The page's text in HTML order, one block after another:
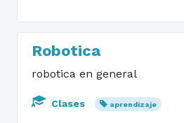
Robotica
robotica en general
Clases aprendizaje